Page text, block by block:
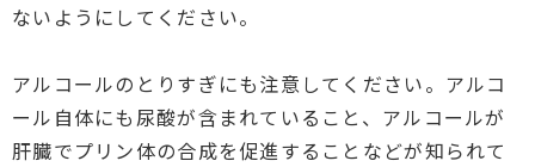
ないようにしてください。
アルコールのとりすぎにも注意してください。アルコ
ール自体にも尿酸が含まれていること、アルコールが
肝臓でプリン体の合成を促進することなどが知られて